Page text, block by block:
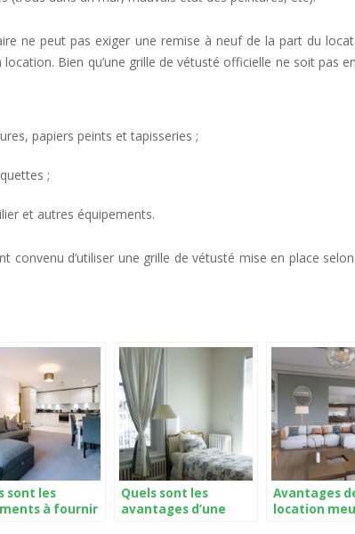
ne peut pas exiger une remise à neuf de la part du
Bien qu’une grille de vétusté officielle ne soit
papiers peints et tapisseries ;
;
et autres équipements.
convenu d’utiliser une grille de vétusté mise en place
sont les
à fournir
Quels sont les
avantages d’une
Avantages
location